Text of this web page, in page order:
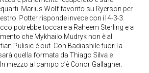
Marius Wolf favorito su Ryerson per
Potter risponde invece con il 4-3-3.
potrebbe toccare a Raheem Sterling e a
che Mykhailo Mudryk non è al
Pulisic è out. Con Badiashile fuori la
quella formata da Thiago Silva e
mezzo al campo c’è Conor Gallagher.